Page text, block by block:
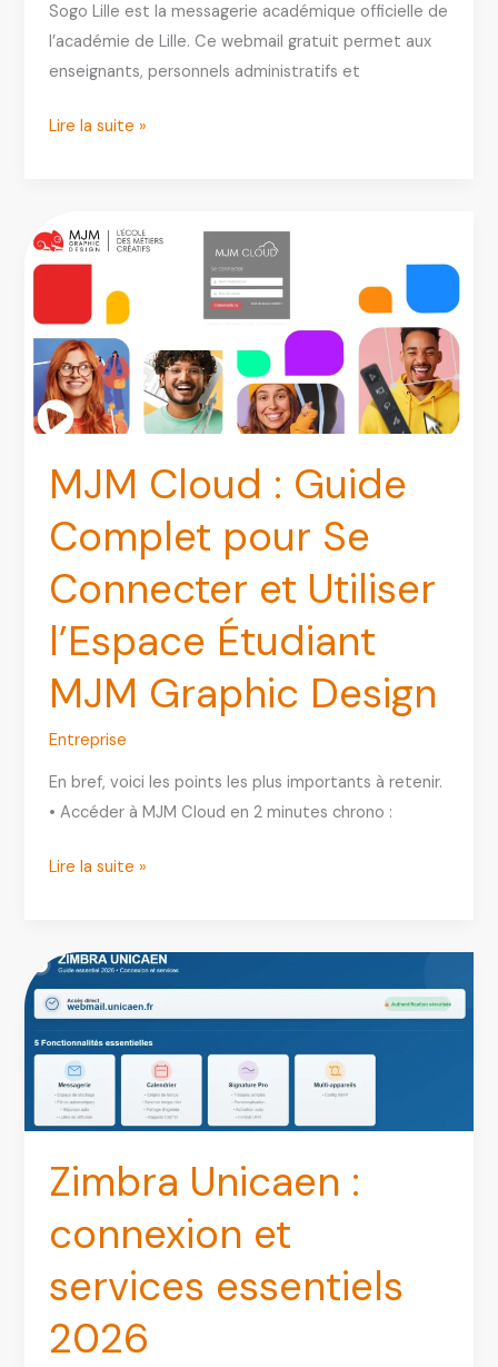
Sogo Lille est la messagerie académique officielle de
l’académie de Lille. Ce webmail gratuit permet aux
enseignants, personnels administratifs et
Sogo
connecter
webmail
académique
(Guide
complet
2026)
Lire la suite »
MJM Cloud : Guide
Complet pour Se
Connecter et Utiliser
l’Espace Étudiant
MJM Graphic Design
Entreprise
En bref, voici les points les plus importants à retenir.
• Accéder à MJM Cloud en 2 minutes chrono :
MJM
Guide
Complet
pour
Se
Connecter
et
Utiliser
l’Espace
Étudiant
MJM
Design
Lire la suite »
Zimbra Unicaen :
connexion et
services essentiels
2026